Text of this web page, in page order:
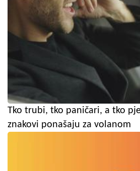
Tko trubi, tko paničari, a tko
znakovi ponašaju za volanom